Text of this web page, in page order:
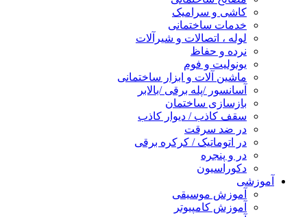
کاشی و سرامیک
خدمات ساختمانی
لوله ، اتصالات و شیرآلات
نرده و حفاظ
یونولیت و فوم
ماشین آلات و ابزار ساختمانی
آسانسور /پله برقی /بالابر
بازسازی ساختمان
سقف کاذب / دیوار کاذب
در ضد سرقت
در اتوماتیک / کرکره برقی
در و پنجره
دکوراسیون
آموزشی
آموزش موسیقی
آموزش کامپیوتر